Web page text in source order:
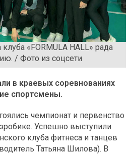
«FORMULA HALL» рада
/ Фото из соцсети
в краевых соревнованиях
спортсмены.
чемпионат и первенство
Успешно выступили
клуба фитнеса и танцев
Татьяна Шилова). В